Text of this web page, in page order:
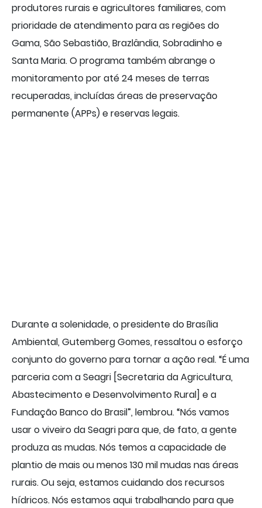
produtores rurais e agricultores familiares, com
prioridade de atendimento para as regiões do
Gama, São Sebastião, Brazlândia, Sobradinho e
Santa Maria. O programa também abrange o
monitoramento por até 24 meses de terras
recuperadas, incluídas áreas de preservação
permanente (APPs) e reservas legais.
Durante a solenidade, o presidente do Brasília
Ambiental, Gutemberg Gomes, ressaltou o esforço
conjunto do governo para tornar a ação real. “É uma
parceria com a Seagri [Secretaria da Agricultura,
Abastecimento e Desenvolvimento Rural] e a
Fundação Banco do Brasil”, lembrou. “Nós vamos
usar o viveiro da Seagri para que, de fato, a gente
produza as mudas. Nós temos a capacidade de
plantio de mais ou menos 130 mil mudas nas áreas
rurais. Ou seja, estamos cuidando dos recursos
hídricos. Nós estamos aqui trabalhando para que